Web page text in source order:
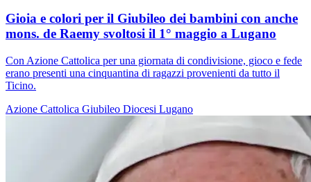
Gioia e colori per il Giubileo dei bambini con anche
mons. de Raemy svoltosi il 1° maggio a Lugano
Con Azione Cattolica per una giornata di condivisione, gioco e fede
erano presenti una cinquantina di ragazzi provenienti da tutto il
Ticino.
Azione Cattolica Giubileo Diocesi Lugano